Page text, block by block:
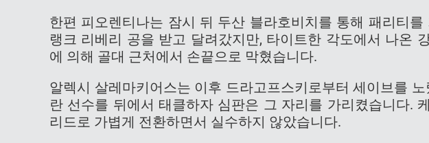
한편 피오렌티나는 잠시 뒤 두산 블라호비치를 통해 패리티
랭크 리베리 공을 받고 달려갔지만, 타이트한 각도에서 나온
에 의해 골대 근처에서 손끝으로 막혔습니다.
알렉시 살레마키어스는 이후 드라고프스키로부터 세이브를
란 선수를 뒤에서 태클하자 심판은 그 자리를 가리켰습니다.
리드로 가볍게 전환하면서 실수하지 않았습니다.